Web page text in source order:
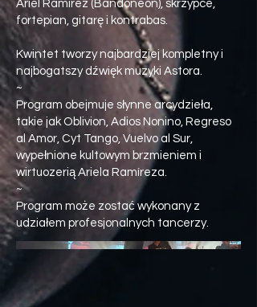
Ariel Ramirez (Bandoneon), skrzypce,
fortepian, gitarę i kontrabas.
Kwintet tworzy najbardziej kompletny i
najbogatszy dźwięk muzyki Astora.
~
Program obejmuje słynne arcydzieła,
takie jak Oblivion, Adios Nonino, Regreso
al Amor, Cyt Tango, Vuelvo al Sur,
wypełnione kultowym brzmieniem i
wirtuozerią Ariela Ramíreza.
~
Program może zostać wykonany z
udziałem profesjonalnych tancerzy.